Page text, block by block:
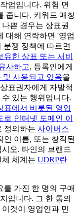
업입니다. 위험 면
줍니다. 키워드 매칭
쁜 경우는 상표권
대해 연락하면 '영업
분쟁 정책에 따르면
한 상표 또는 서비
사하고, 등록인에게
및 사용되고 있음을
표권자에게 자발적
있는 행위입니다.
표에서 비롯된 영업
인터넷 도메인 이
정의하는 사이버스
이름, 또는 창작된
오. 타인의 브랜드
체계는 UDRP란
가진 한 명의 구매
입니다. 그 한 통의
것이 영업인과 민